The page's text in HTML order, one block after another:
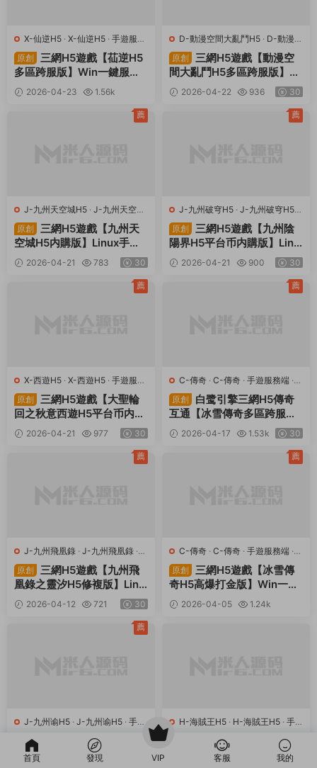
X-仙逆H5 · X-仙逆H5 · 手遊服務
端· 頁遊服務端
原創
三網H5遊戲【苮逆H5
多區跨服版】Win一鍵服務
端+CDK授權後台+簡易安卓
+視頻架設教程
2026-04-23
1.56k
D-動漫空間大亂鬥H5 · D-動漫空
間大亂鬥H5·手遊服務端 ·頁遊
服務端
原創
三網H5遊戲【動漫空
間大亂鬥H5多區跨服版】Li
nux手工服務端+管理後台+
GM授權後台+安卓+視頻架
2026-04-22 936 30
J-九州天空城H5 · J-九州天空城
H5·手遊服務端 ·頁遊服務端
原創
三網H5遊戲【九州天
空城H5内購版】Linux手工
服務端+管理後台+GM授權
後台+CDK授權内購+簡易安
2026-04-21 783 30
薦
J-九州破穹H5 · J-九州破穹H5·
手遊服務端 ·頁遊服務端
原創
三網H5遊戲【九州陰
陽界H5平台币内購版】Linu
x手工服務端+表格轉表工具
+管理後台+GM授權加币後
台+簡易安卓客戶端+視頻架
2026-04-21 900 30
薦
X-西遊H5 · X-西遊H5 · 手遊服務
端· 頁遊服務端
原創
三網H5遊戲【大聖輪
回之秋意西遊H5平台币内購
版】Linux手工服務端+GM
加币後台+GM授權後台+簡
易安卓客戶端+視頻架設教
2026-04-21 977 30
薦
C-傳奇 · C-傳奇 · 手遊服務端 ·
頁遊服務端
原創
白鹭引擎三網H5傳奇
互通【冰雪傳奇多區跨服
版】Linux手工服務端+GM
後台+視頻架設教程
2026-04-17 1.53k 30
薦
J-九州飛凰錄 · J-九州飛凰錄 ·
手遊服務端 ·頁遊服務端
原創
三網H5遊戲【九州飛
凰錄之靈汐H5修複版】Linu
x手工服務端+簡易客戶端+G
M授權後台+視頻架設教程
2026-04-12 721 30
薦
C-傳奇 · C-傳奇 · 手遊服務端 ·
頁遊服務端
原創
三網H5遊戲【冰雪傳
奇H5高爆打金版】Win一鍵
服務端+GM後台+視頻架設
教程
2026-04-05
1.24k
薦
J-九州谕H5 · J-九州谕H5 · 手遊
原創
三網H5遊戲【九州谕H
5平台币内購跨服修複版】Li
薦
H-海賊王H5 · H-海賊王H5 · 手
三網H5遊戲【海賊王H
5跨服版】Win一鍵服務端
首頁 發現 VIP 客服 我的